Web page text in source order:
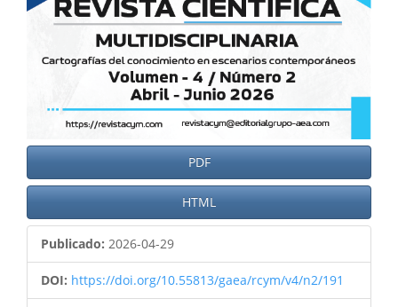
PDF
HTML
Publicado: 2026-04-29
DOI: https://doi.org/10.55813/gaea/rcym/v4/n2/191